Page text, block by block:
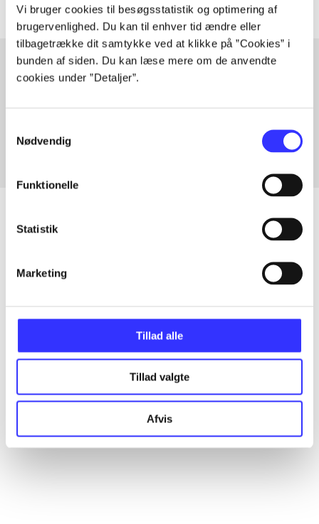
Vi bruger cookies til besøgsstatistik og optimering af
brugervenlighed. Du kan til enhver tid ændre eller
tilbagetrække dit samtykke ved at klikke på ”Cookies” i
bunden af siden. Du kan læse mere om de anvendte
cookies under ”Detaljer”.
Nødvendig
Funktionelle
Statistik
Marketing
Tillad alle
Tillad valgte
Afvis
Alle registrerede artikler fordelt på udgivelser
...
...